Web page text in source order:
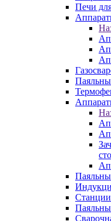
Печи
Станции